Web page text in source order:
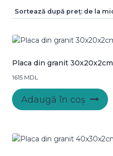
Placa din granit 30x20x2cm
1615 MDL
Adaugă în coș